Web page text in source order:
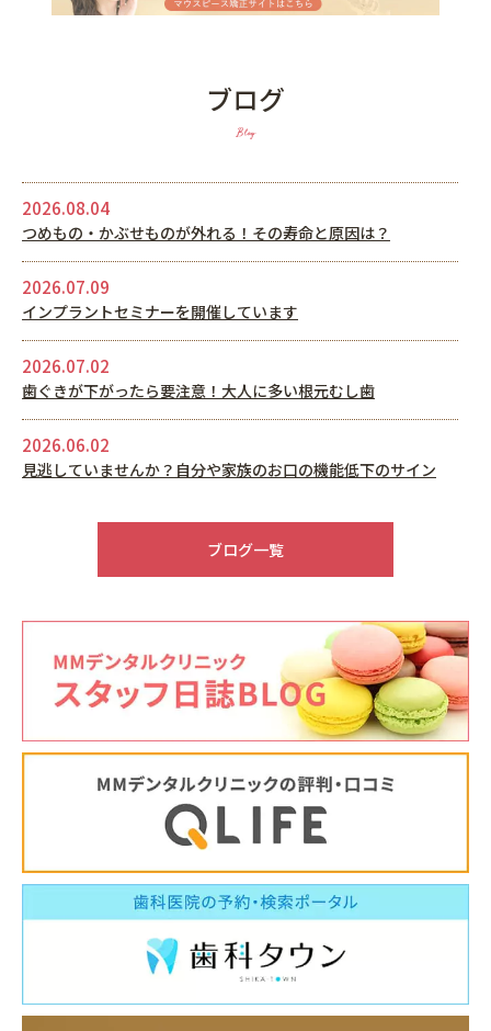
ブログ
Blog
2026.08.04
つめもの・かぶせものが外れる！その寿命と原因は？
2026.07.09
インプラントセミナーを開催しています
2026.07.02
歯ぐきが下がったら要注意！大人に多い根元むし歯
2026.06.02
見逃していませんか？自分や家族のお口の機能低下のサイン
2026.05.22
ブログ一覧